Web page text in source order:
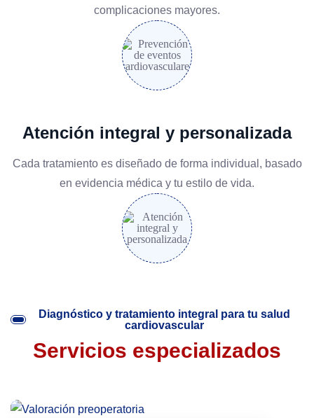
complicaciones mayores.
Atención integral y personalizada
Cada tratamiento es diseñado de forma individual, basado
en evidencia médica y tu estilo de vida.
Diagnóstico y tratamiento integral para tu salud
cardiovascular
Servicios especializados